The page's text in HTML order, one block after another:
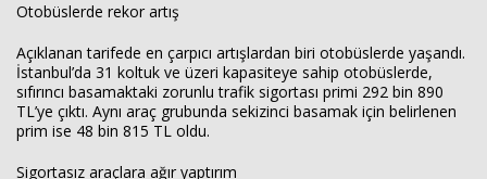
Otobüslerde rekor artış
Açıklanan tarifede en çarpıcı artışlardan biri otobüslerde yaşandı.
İstanbul’da 31 koltuk ve üzeri kapasiteye sahip otobüslerde,
sıfırıncı basamaktaki zorunlu trafik sigortası primi 292 bin 890
TL’ye çıktı. Aynı araç grubunda sekizinci basamak için belirlenen
prim ise 48 bin 815 TL oldu.
Sigortasız araçlara ağır yaptırım